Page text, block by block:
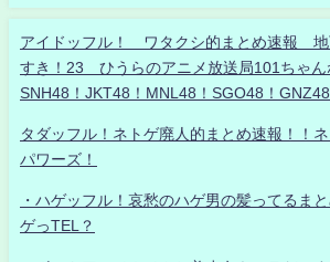
アイドッフル！ ワタクシ的まとめ速報 地
すき！23 ひうらのアニメ放送局101ちゃ
SNH48！JKT48！MNL48！SGO48！
タダッフル！ネトゲ廃人的まとめ速報！！
パワーズ！
・ハゲッフル！哀愁のハゲ男の髪ってるま
ゲっTEL？